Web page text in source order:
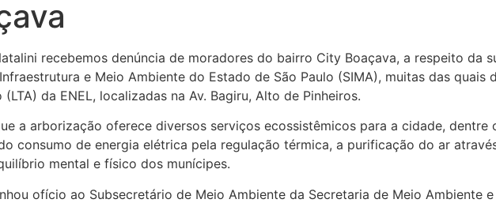
recebemos denúncia de moradores do bairro City Boaçava, a respeito da
e Meio Ambiente do Estado de São Paulo (SIMA), muitas das quais
(LTA) da ENEL, localizadas na Av. Bagiru, Alto de Pinheiros.
a arborização oferece diversos serviços ecossistêmicos para a cidade, dentre
consumo de energia elétrica pela regulação térmica, a purificação do ar
mental e físico dos munícipes.
ofício ao Subsecretário de Meio Ambiente da Secretaria de Meio Ambiente